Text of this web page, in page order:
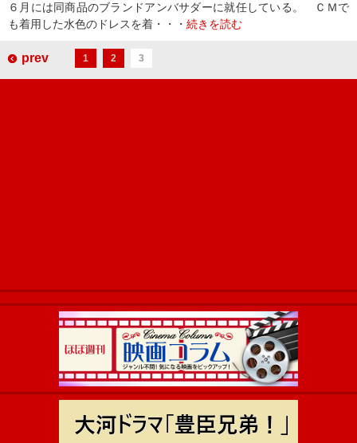
６月には同商品のブランドアンバサダーに就任している。 ＣＭで
も着用した水色のドレスを着・・・ 続きを読む
prev 1 2 3